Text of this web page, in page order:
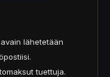
lähetetään
tuettuja.